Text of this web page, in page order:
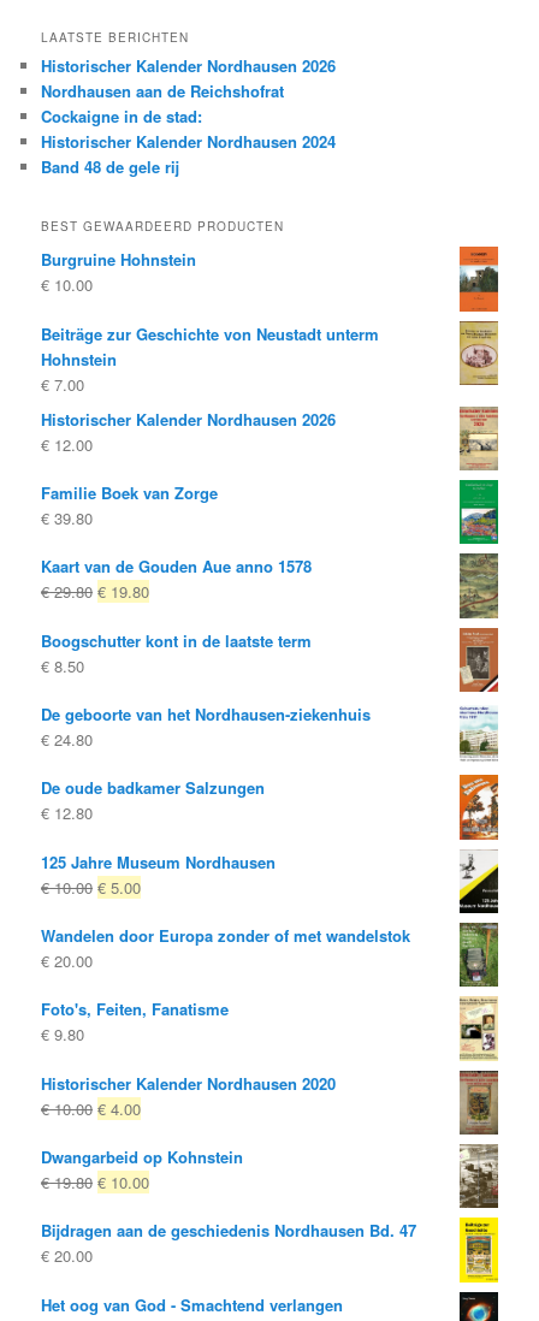
LAATSTE BERICHTEN
Historischer Kalender Nordhausen 2026
Nordhausen aan de Reichshofrat
Cockaigne in de stad:
Historischer Kalender Nordhausen 2024
Band 48 de gele rij
BEST GEWAARDEERD PRODUCTEN
Burgruine Hohnstein
€ 10.00
Beiträge zur Geschichte von Neustadt unterm
Hohnstein
€ 7.00
Historischer Kalender Nordhausen 2026
€ 12.00
Familie Boek van Zorge
€ 39.80
Kaart van de Gouden Aue anno 1578
€29.80 Oorspronkelijke
was:
€ 19.80Huidige
is:
Boogschutter kont in de laatste term
€ 8.50
De geboorte van het Nordhausen-ziekenhuis
€ 24.80
De oude badkamer Salzungen
€ 12.80
125 Jahre Museum Nordhausen
€10.00 Oorspronkelijke
was:
€ 5.00Huidige
is:
Wandelen door Europa zonder of met wandelstok
€ 20.00
Foto's, Feiten, Fanatisme
€ 9.80
Historischer Kalender Nordhausen 2020
€10.00 Oorspronkelijke
was:
€ 10.00
€ 4.00Huidige
is:
€ 4.00.
Dwangarbeid op Kohnstein
€19.80 Oorspronkelijke
was:
€ 10.00Huidige
is:
Bijdragen aan de geschiedenis Nordhausen Bd. 47
€ 20.00
Het oog van God - Smachtend verlangen